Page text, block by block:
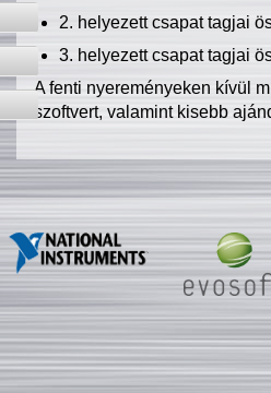
2. helyezett csapat tagjai
3. helyezett csapat tagjai
A fenti nyereményeken kívül
szoftvert, valamint kisebb